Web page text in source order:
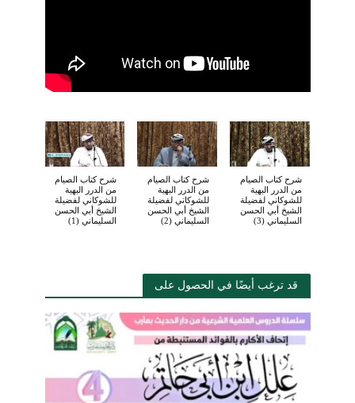
شرح كتاب الصيام
من الدرر البهية
للشوكاني لفضيلة
الشيخ أبي الحسن
السليماني (1)
شرح كتاب الصيام
من الدرر البهية
للشوكاني لفضيلة
الشيخ أبي الحسن
السليماني (2)
شرح كتاب الصيام
من الدرر البهية
للشوكاني لفضيلة
الشيخ أبي الحسن
السليماني (3)
قد ترغب أيضًا في الحصول على